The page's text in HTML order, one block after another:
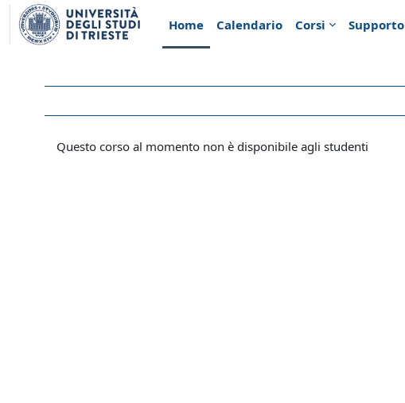
Vai al contenuto principale
Home
Calendario Corsi Supporto
Questo corso al momento non è disponibile agli studenti